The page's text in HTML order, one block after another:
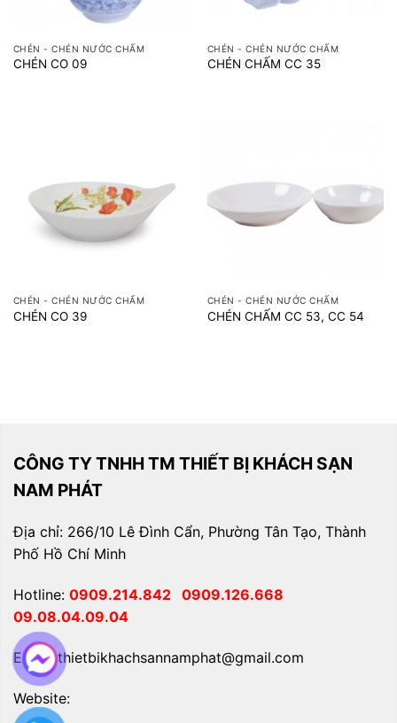
CHÉN - CHÉN NƯỚC CHẤM
CHÉN CO 09
CHÉN - CHÉN NƯỚC CHẤM
CHÉN CHẤM CC 35
CHÉN - CHÉN NƯỚC CHẤM
CHÉN CO 39
CHÉN - CHÉN NƯỚC CHẤM
CHÉN CHẤM CC 53, CC 54
CÔNG TY TNHH TM THIẾT BỊ KHÁCH SẠN
NAM PHÁT
Địa chỉ: 266/10 Lê Đình Cẩn, Phường Tân Tạo, Thành
Phố Hồ Chí Minh
Hotline: 0909.214.842 0909.126.668
09.08.04.09.04
Email: thietbikhachsannamphat@gmail.com
Website: